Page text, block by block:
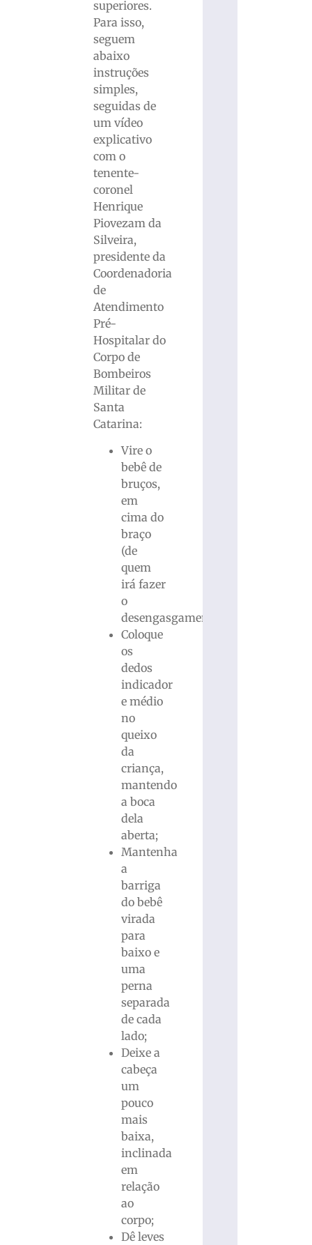
superiores.
Para isso,
seguem
abaixo
instruções
simples,
seguidas de
um vídeo
explicativo
com o
tenente-
coronel
Henrique
Piovezam da
Silveira,
presidente da
Coordenadoria
de
Atendimento
Pré-
Hospitalar do
Corpo de
Bombeiros
Militar de
Santa
Catarina:
Vire o
bebê de
bruços,
em
cima do
braço
(de
quem
irá fazer
o
desengasgamento);
Coloque
os
dedos
indicador
e médio
no
queixo
da
criança,
mantendo
a boca
dela
aberta;
Mantenha
a
barriga
do bebê
virada
para
baixo e
uma
perna
separada
de cada
lado;
Deixe a
cabeça
um
pouco
mais
baixa,
inclinada
em
relação
ao
corpo;
Dê leves